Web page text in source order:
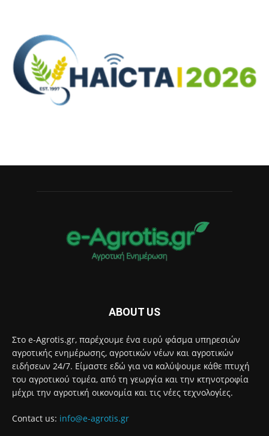
ABOUT US
Στο e-Agrotis.gr, παρέχουμε ένα ευρύ φάσμα υπηρεσιών
αγροτικής ενημέρωσης, αγροτικών νέων και αγροτικών
ειδήσεων 24/7. Είμαστε εδώ για να καλύψουμε κάθε πτυχή
του αγροτικού τομέα, από τη γεωργία και την κτηνοτροφία
μέχρι την αγροτική οικονομία και τις νέες τεχνολογίες.
Contact us: info@e-agrotis.gr